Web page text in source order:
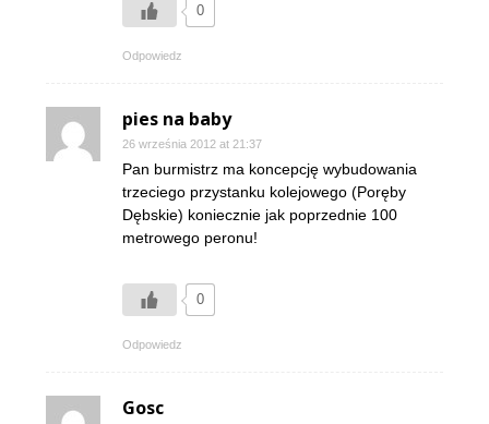
0
Odpowiedz
pies na baby
26 września 2012 at 21:37
Pan burmistrz ma koncepcję wybudowania
trzeciego przystanku kolejowego (Poręby
Dębskie) koniecznie jak poprzednie 100
metrowego peronu!
0
Odpowiedz
Gosc